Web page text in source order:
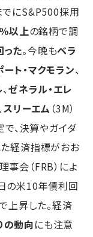
でにS&P500採用
以上の銘柄で調
た。今晩もベラ
ート・マクモラン、
、ゼネラル・エレ
スリーエム （3M）
、決算やガイダ
た経済指標がおお
事会（FRB）によ
の米10年債利回
上昇した。経済
の動向にも注意